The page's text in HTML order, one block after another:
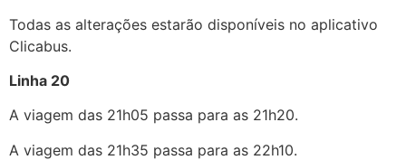
Todas as alterações estarão disponíveis no aplicativo
Clicabus.
Linha 20
A viagem das 21h05 passa para as 21h20.
A viagem das 21h35 passa para as 22h10.